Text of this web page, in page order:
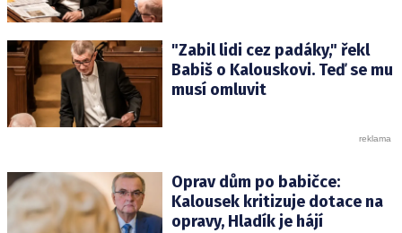
"Zabil lidi cez padáky," řekl
Babiš o Kalouskovi. Teď se mu
musí omluvit
Oprav dům po babičce:
Kalousek kritizuje dotace na
opravy, Hladík je hájí